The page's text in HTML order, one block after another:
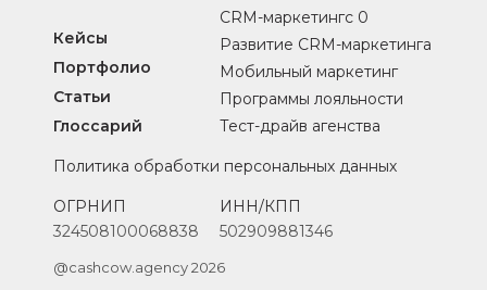
@cashcow.agency 2026
Политика обработки персональных данных
Тест-драйв агенства
Программы лояльности
Мобильный маркетинг
Развитие CRM-маркетинга
CRM-маркетингс 0
ОГРНИП
324508100068838
Статьи
Глоссарий
Портфолио
Кейсы
ИНН/КПП
502909881346